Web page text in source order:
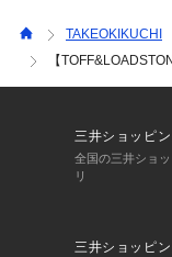
■ハンドル立ち上が
■外装：ハンドル肩
■内装：ファスナー
TOFF＆
を、特別にTAKEO
させていただき、よ
TAKEOKIKUCHI
【
三井ショッピ
全国の三井ショ
リ
三井ショッピ